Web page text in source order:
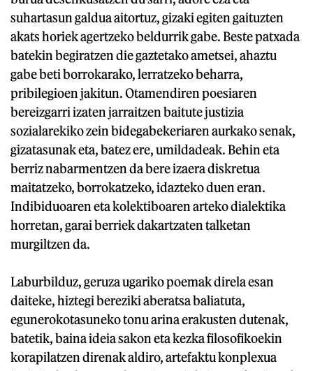
suhartasun galdua aitortuz, gizaki egiten gaituzten
akats horiek agertzeko beldurrik gabe. Beste patxada
batekin begiratzen die gaztetako ametsei, ahaztu
gabe beti borrokarako, lerratzeko beharra,
pribilegioen jakitun. Otamendiren poesiaren
bereizgarri izaten jarraitzen baitute justizia
sozialarekiko zein bidegabekeriaren aurkako senak,
gizatasunak eta, batez ere, umildadeak. Behin eta
berriz nabarmentzen da bere izaera diskretua
maitatzeko, borrokatzeko, idazteko duen eran.
Indibiduoaren eta kolektiboaren arteko dialektika
horretan, garai berriek dakartzaten talketan
murgiltzen da.
Laburbilduz, geruza ugariko poemak direla esan
daiteke, hiztegi bereziki aberatsa baliatuta,
egunerokotasuneko tonu arina erakusten dutenak,
batetik, baina ideia sakon eta kezka filosofikoekin
korapilatzen direnak aldiro, artefaktu konplexua